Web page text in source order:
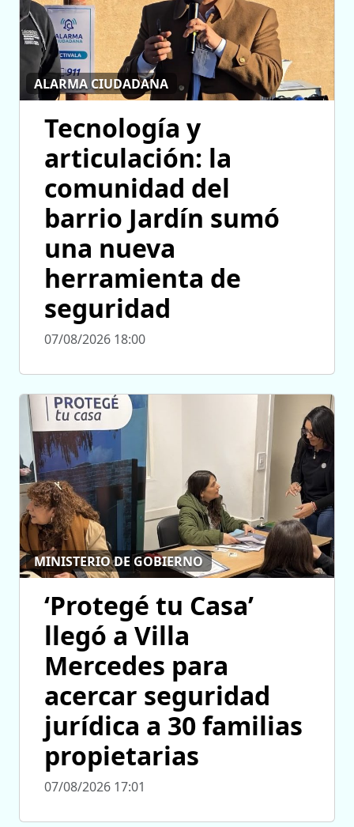
ALARMA CIUDADANA
Tecnología y
articulación: la
comunidad del
barrio Jardín sumó
una nueva
herramienta de
seguridad
07/08/2026 18:00
MINISTERIO DE GOBIERNO
‘Protegé tu Casa’
llegó a Villa
Mercedes para
acercar seguridad
jurídica a 30 familias
propietarias
07/08/2026 17:01